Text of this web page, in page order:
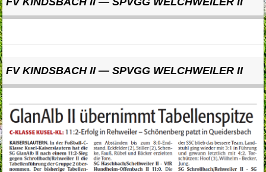
FV KINDSBACH II — SPVGG WELCHWEILER II